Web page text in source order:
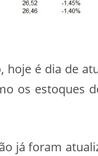
é dia de
os estoques
já foram